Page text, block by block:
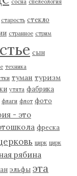
сосна спелеология
старость стекло
странное стрим
сын
техника
туман туризм
утята фабрика
флаги флот фото
- это
фреска
цирк цирк
рябина
эльфы эта